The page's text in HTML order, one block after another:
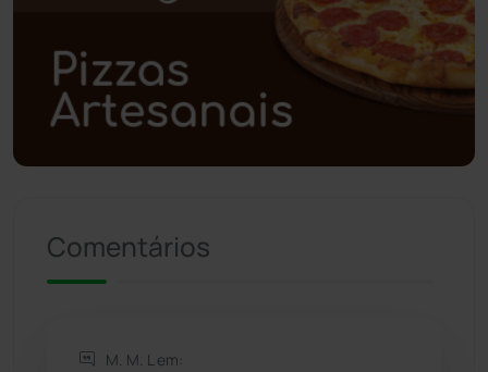
(59)
Polícia Militar (27)
Comentários
M. M. L em: